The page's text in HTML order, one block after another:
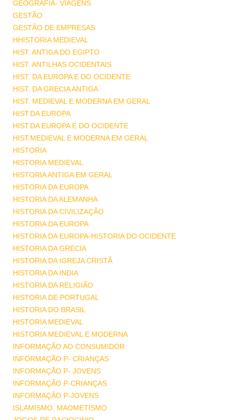
GEOGRAFIA- VIAGENS
GESTÃO
GESTÃO DE EMPRESAS
HHISTORIA MEDIEVAL
HIST. ANTIGA DO EGIPTO
HIST. ANTILHAS OCIDENTAIS
HIST. DA EUROPA E DO OCIDENTE
HIST. DA GRECIA ANTIGA
HIST. MEDIEVAL E MODERNA EM GERAL
HIST.DA EUROPA
HIST.DA EUROPA E DO OCIDENTE
HIST.MEDIEVAL E MODERNA EM GERAL
HISTORIA
HISTORIA MEDIEVAL
HISTORIA ANTIGA EM GERAL
HISTORIA DA EUROPA
HISTORIA DA ALEMANHA
HISTORIA DA CIVILIZAÇÃO
HISTORIA DA EUROPA
HISTORIA DA EUROPA-HISTORIA DO OCIDENTE
HISTORIA DA GRECIA
HISTORIA DA IGREJA CRISTÃ
HISTORIA DA INDIA
HISTORIA DA RELIGIÃO
HISTORIA DE PORTUGAL
HISTORIA DO BRASIL
HISTORIA MEDIEVAL
HISTORIA MEDIEVAL E MODERNA
INFORMAÇÃO AO CONSUMIDOR
INFORMAÇÃO P- CRIANÇAS
INFORMAÇÃO P- JOVENS
INFORMAÇÃO P-CRIANÇAS
INFORMAÇÃO P-JOVENS
ISLAMISMO. MAOMETISMO